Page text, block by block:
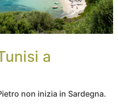
a
non inizia in Sardegna.